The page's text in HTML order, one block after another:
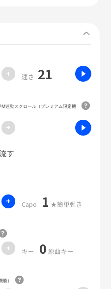
+ 速さ 21
連動スクロール（プレミアム限定機
+
す
+ Capo 1 ★簡単弾き
+ キー 0 原曲キー
能）